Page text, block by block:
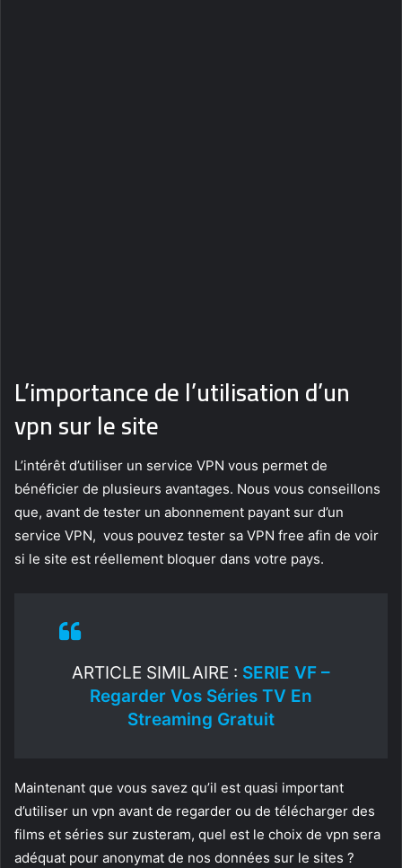
L’importance de l’utilisation d’un
vpn sur le site
L’intérêt d’utiliser un service VPN vous permet de
bénéficier de plusieurs avantages. Nous vous conseillons
que, avant de tester un abonnement payant sur d’un
service VPN, vous pouvez tester sa VPN free afin de voir
si le site est réellement bloquer dans votre pays.
ARTICLE SIMILAIRE : SERIE VF –
Regarder Vos Séries TV En
Streaming Gratuit
Maintenant que vous savez qu’il est quasi important
d’utiliser un vpn avant de regarder ou de télécharger des
films et séries sur zusteram, quel est le choix de vpn sera
adéquat pour anonymat de nos données sur le sites ?